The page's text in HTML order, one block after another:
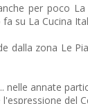
per poco
su La Cucina
dalla zona Le
annate
del